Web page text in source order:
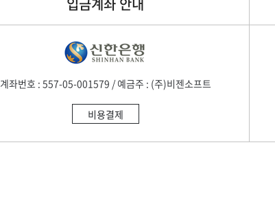
계좌번호 : 557-05-001579 / 예금주 : (주)비젠소프트
비용결제